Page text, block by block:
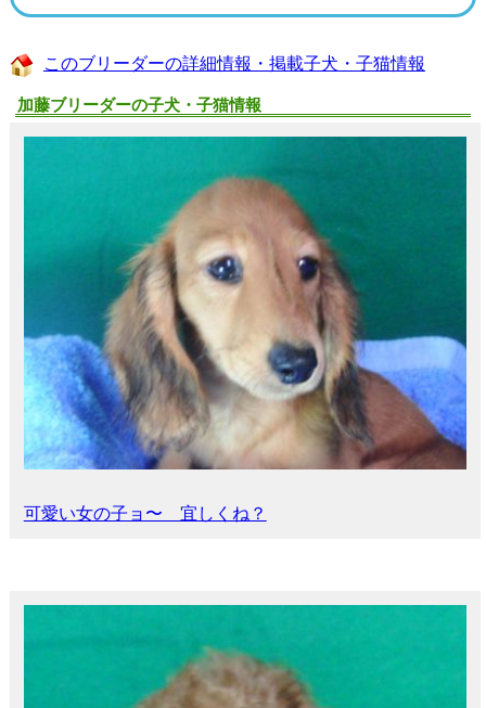
このブリーダーの詳細情報・掲載子犬・子猫情報
加藤ブリーダーの子犬・子猫情報
可愛い女の子ョ〜 宜しくね？